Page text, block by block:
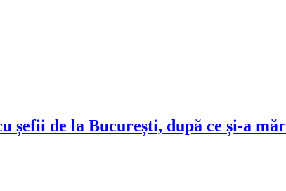
șefii de la București, după ce și-a